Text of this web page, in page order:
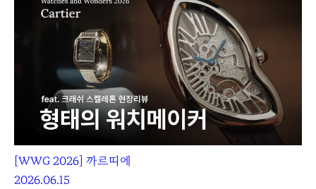
[WWG 2026] 까르띠에
2026.06.15